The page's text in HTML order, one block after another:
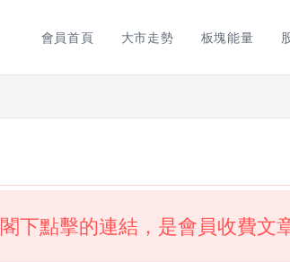
會員首頁 大市走勢 板塊能量
閣下點擊的連結，是會員收費文